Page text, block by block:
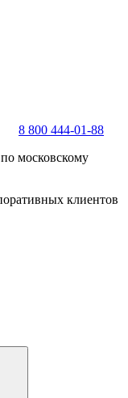
8 800 444-01-88
московскому
клиентов